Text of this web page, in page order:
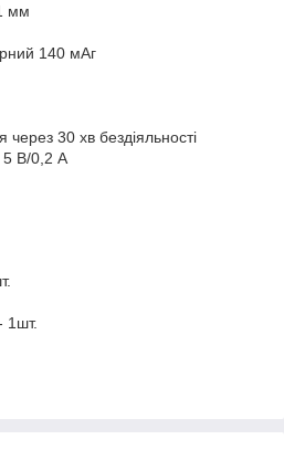
мм
140 мАг
30 хв бездіяльності
5 В/0,2 А
1шт.